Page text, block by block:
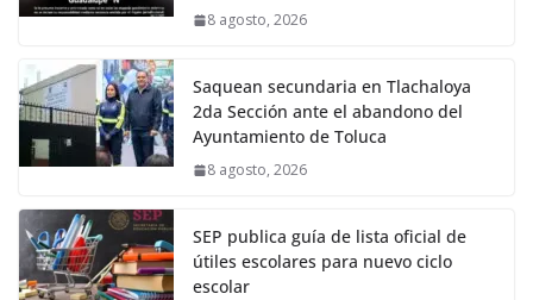
8 agosto, 2026
Saquean secundaria en Tlachaloya
2da Sección ante el abandono del
Ayuntamiento de Toluca
8 agosto, 2026
SEP publica guía de lista oficial de
útiles escolares para nuevo ciclo
escolar